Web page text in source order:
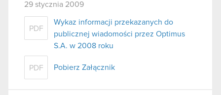
29 stycznia 2009
PDF
Wykaz informacji przekazanych do
publicznej wiadomości przez Optimus
S.A. w 2008 roku
PDF Pobierz Załącznik